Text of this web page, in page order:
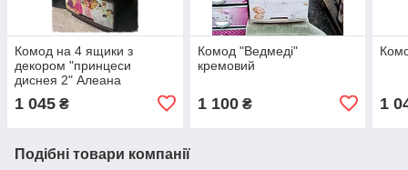
Комод на 4 ящики з
декором "принцеси
диснея 2" Алеана
1 045 ₴
Комод "Ведмеді"
кремовий
1 100₴ 1
Подібні товари компанії